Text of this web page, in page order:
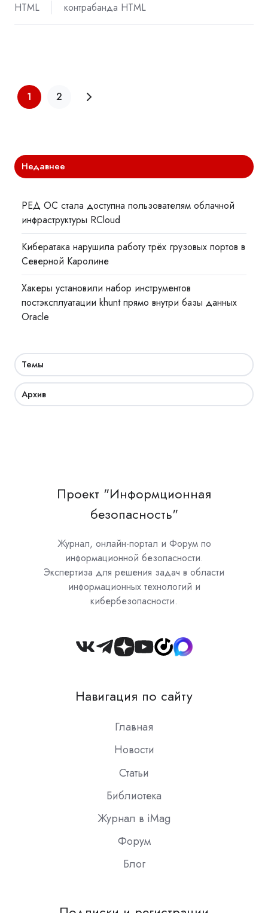
HTML
контрабанда HTML
1 2
Недавнее
РЕД ОС стала доступна пользователям облачной
инфраструктуры RCloud
Кибератака нарушила работу трёх грузовых портов в
Северной Каролине
Хакеры установили набор инструментов
постэксплуатации khunt прямо внутри базы данных
Oracle
Темы
Архив
Проект "Информционная
безопасность"
Журнал, онлайн-портал и Форум по
информационной безопасности.
Экспертиза для решения задач в области
информационных технологий и
кибербезопасности.
Join
Slack
Навигация по сайту
Главная
Новости
Статьи
Библиотека
Журнал в iMag
Форум
Блог